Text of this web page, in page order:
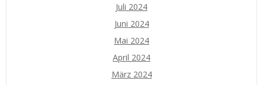
Juli 2024
Juni 2024
Mai 2024
April 2024
März 2024